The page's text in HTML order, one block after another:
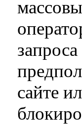
сайте